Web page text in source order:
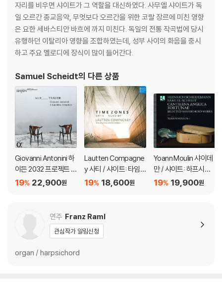
자리를 비우면 샤이트가 그 역할을 대신하였다. 사무엘 샤이트가 독
일 오르간 종교음악, 무엇보다 오르간을 위한 코랄 장르에 미친 영향
은 요한 세바스티안 바흐에 까지 미친다. 독일의 전통 작곡법에 당시
유행하던 이탈리아 영향을 조합하였는데, 성부 사이의 화음을 중시
하고 주요 멜로디에 장식이 많이 들어간다.
Samuel Scheidt의 다른 상품
Giovanni Antonini 하
이든 2032 프로젝트 1
9집 - 교향곡 52번, 4
22,900원
19%
Lautten Compagne
y 사티 / 샤이트: 타임
존 (Erik Satie / Samu
18,600원
19%
Yoann Moulin 샤이데
만 / 샤이트: 하프시코
드 작품집 (Cantilena
19,900원
19%
연주 Franz Raml
관심작가 알림신청
organ / harpsichord